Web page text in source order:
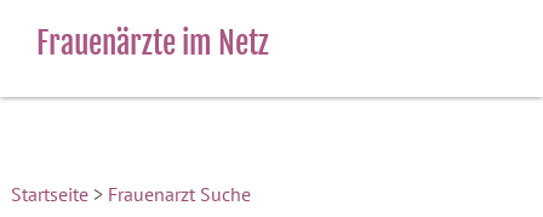
Frauenärzte im Netz
Startseite> Frauenarzt Suche